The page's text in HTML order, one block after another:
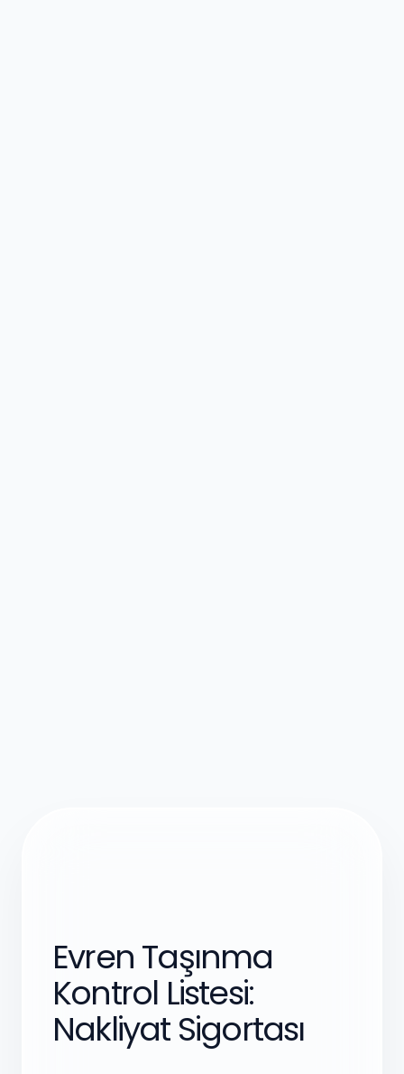
Evren Taşınma
Kontrol Listesi:
Nakliyat Sigortası